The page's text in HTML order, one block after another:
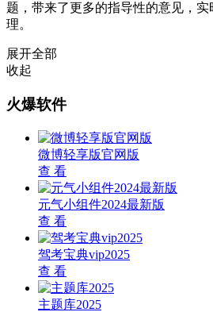
题，带来了更多的指导性的意见，
理。
展开全部
收起
火爆软件
微博轻享版官网版
查 看
元气小组件2024最新版
查 看
驾考宝典vip2025
查 看
主题库2025